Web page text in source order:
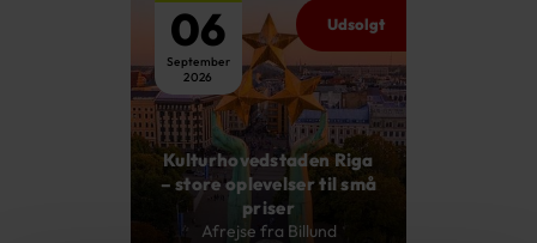
06
September
2026
Udsolgt
Kulturhovedstaden Riga
– store oplevelser til små
priser
Afrejse fra Billund